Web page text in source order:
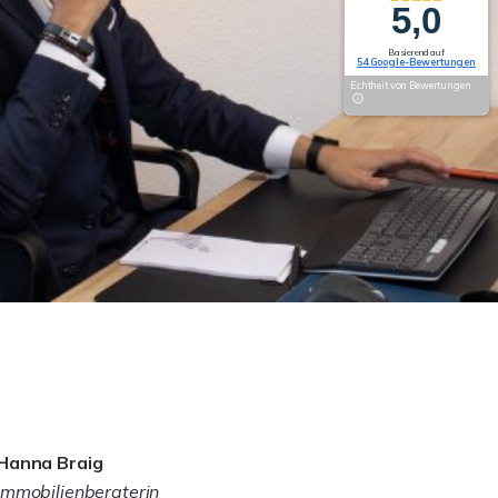
Braig
5,0
Basierend auf
54 Google-Bewertungen
Echtheit von Bewertungen